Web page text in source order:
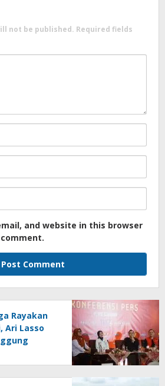
not be published. Required fields
and website in this browser
Rayakan
Ari Lasso